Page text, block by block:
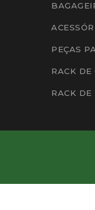
PEÇAS
RACK DE
RACK DE